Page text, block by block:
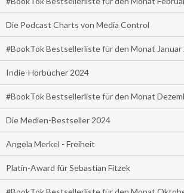
Die Podcast Charts von Media Control
#BookTok Bestsellerliste für den Monat Januar
Indie-Hörbücher 2024
#BookTok Bestsellerliste für den Monat
Die Medien-Bestseller 2024
Angela Merkel - Freiheit
Platin-Award für Sebastian Fitzek